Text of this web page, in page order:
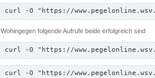
curl -O "https://
Wohingegen folgende Aufrufe beide erfolgreich sind
curl -O "https://
curl -O "https://